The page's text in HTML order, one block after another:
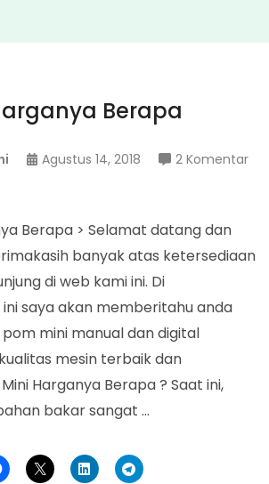
Berapa
Agustus 14, 2018 2 Komentar
Berapa > Selamat datang dan
banyak atas ketersediaan
di web kami ini. Di
saya akan memberitahu anda
mini manual dan digital
mesin terbaik dan
Harganya Berapa ? Saat ini,
bakar sangat …